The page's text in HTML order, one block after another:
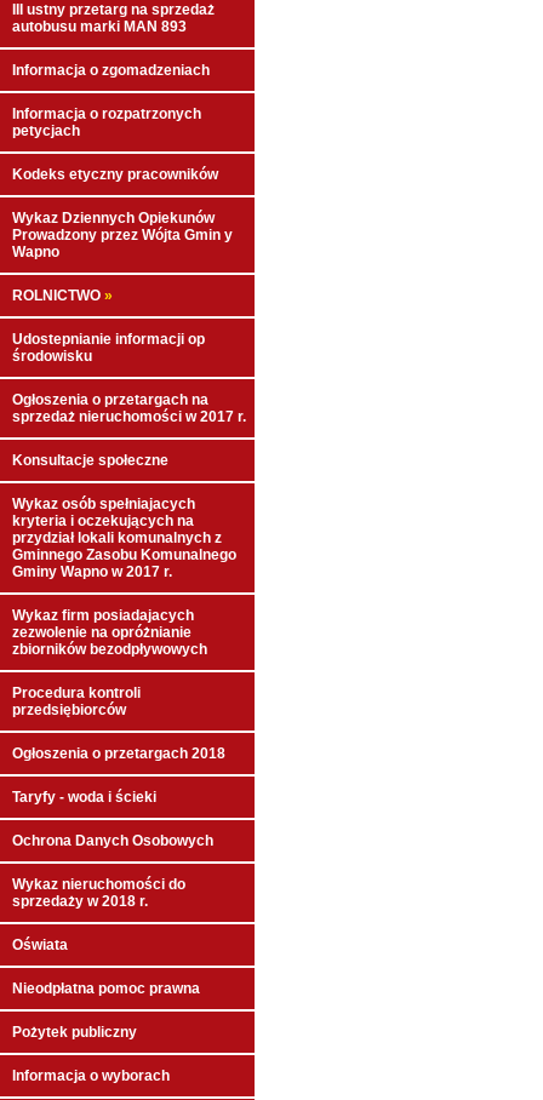
III ustny przetarg na sprzedaż
autobusu marki MAN 893
Informacja o zgomadzeniach
Informacja o rozpatrzonych
petycjach
Kodeks etyczny pracowników
Wykaz Dziennych Opiekunów
Prowadzony przez Wójta Gmin y
Wapno
ROLNICTWO »
Udostepnianie informacji op
środowisku
Ogłoszenia o przetargach na
sprzedaż nieruchomości w 2017 r.
Konsultacje społeczne
Wykaz osób spełniajacych
kryteria i oczekujących na
przydział lokali komunalnych z
Gminnego Zasobu Komunalnego
Gminy Wapno w 2017 r.
Wykaz firm posiadajacych
zezwolenie na opróżnianie
zbiorników bezodpływowych
Procedura kontroli
przedsiębiorców
Ogłoszenia o przetargach 2018
Taryfy - woda i ścieki
Ochrona Danych Osobowych
Wykaz nieruchomości do
sprzedaży w 2018 r.
Oświata
Nieodpłatna pomoc prawna
Pożytek publiczny
Informacja o wyborach